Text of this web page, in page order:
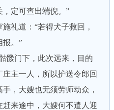
定可查出端倪。”
道：“若得犬子救回，
报。”
门下，此次远来，目的
主一人，所以护送令郎回
，大嫂也无须劳师动众，
来途中，大嫂何不遣人迎